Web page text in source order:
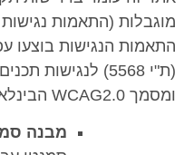
הנגישות בוצעו עפ"י
מבנה סמנטי: